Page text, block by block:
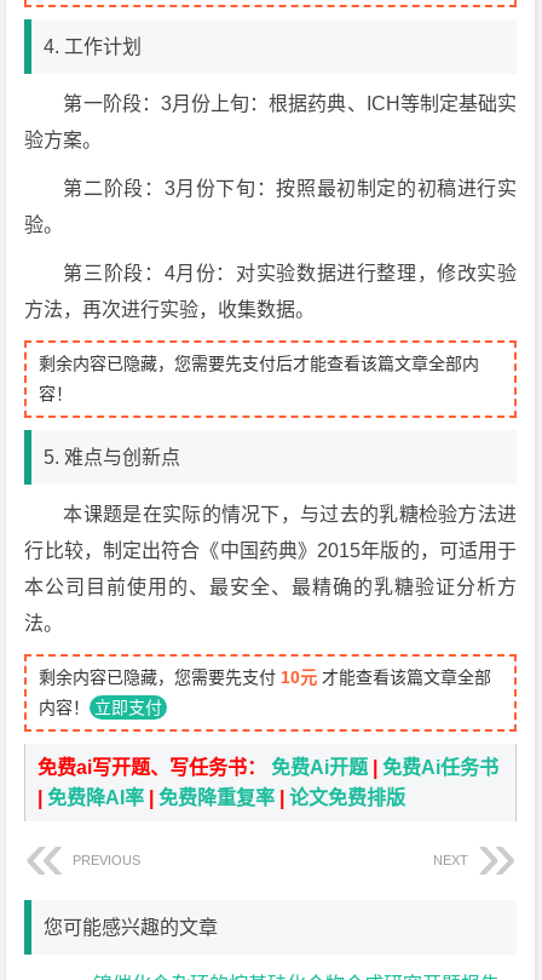
4. 工作计划
第一阶段：3月份上旬：根据药典、ICH等制定基础实
验方案。
第二阶段：3月份下旬：按照最初制定的初稿进行实
验。
第三阶段：4月份：对实验数据进行整理，修改实验
方法，再次进行实验，收集数据。
剩余内容已隐藏，您需要先支付后才能查看该篇文章全部内
容！
5. 难点与创新点
本课题是在实际的情况下，与过去的乳糖检验方法进
行比较，制定出符合《中国药典》2015年版的，可适用于
本公司目前使用的、最安全、最精确的乳糖验证分析方
法。
剩余内容已隐藏，您需要先支付 10元 才能查看该篇文章全部
内容！ 立即支付
免费ai写开题、写任务书：免费Ai开题 |免费Ai任务书
|免费降AI率 |免费降重复率 |论文免费排版
PREVIOUS NEXT
您可能感兴趣的文章